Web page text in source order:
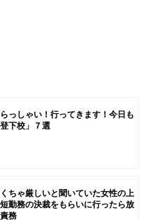
っしゃい！行ってきます！今日も
下校」７選
ちゃ厳しいと聞いていた女性の上
勤務の決裁をもらいに行ったら放
務